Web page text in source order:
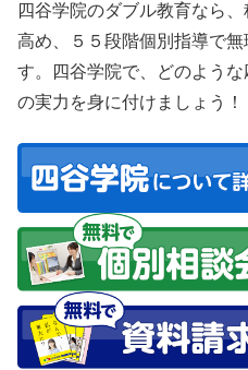
四谷学院のダブル教育なら
高め、５５段階個別指導で
す。四谷学院で、どのよう
の実力を身に付けましょう！